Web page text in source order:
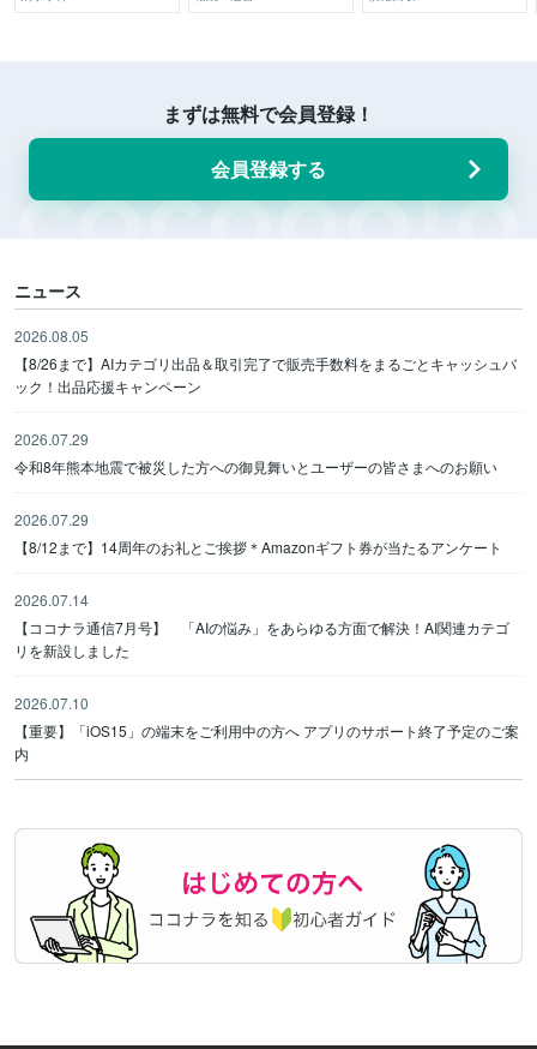
まずは無料で会員登録！
会員登録する
ニュース
2026.08.05
【8/26まで】AIカテゴリ出品＆取引完了で販売手数料をまるごとキャッシュバ
ック！出品応援キャンペーン
2026.07.29
令和8年熊本地震で被災した方への御見舞いとユーザーの皆さまへのお願い
2026.07.29
【8/12まで】14周年のお礼とご挨拶＊Amazonギフト券が当たるアンケート
2026.07.14
【ココナラ通信7月号】 「AIの悩み」をあらゆる方面で解決！AI関連カテゴ
リを新設しました
2026.07.10
【重要】「iOS15」の端末をご利用中の方へ アプリのサポート終了予定のご案
内